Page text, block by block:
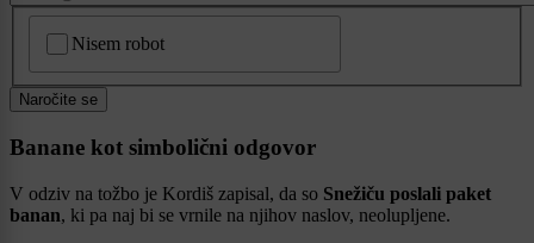
Nisem robot
Naročite se
Banane kot simbolični odgovor
V odziv na tožbo je Kordiš zapisal, da so Snežiču poslali paket
banan, ki pa naj bi se vrnile na njihov naslov, neolupljene.